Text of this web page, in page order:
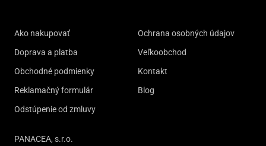
Ako nakupovať
Doprava a platba
Obchodné podmienky
Reklamačný formulár
Odstúpenie od zmluvy
Ochrana osobných údajov
Veľkoobchod
Kontakt
Blog
PANACEA, s.r.o.